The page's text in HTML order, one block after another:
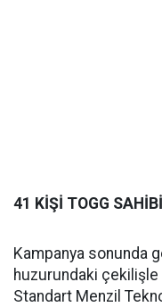
41 KİŞİ TOGG
Kampanya sonunda
huzurundaki çekilişle
Standart Menzil